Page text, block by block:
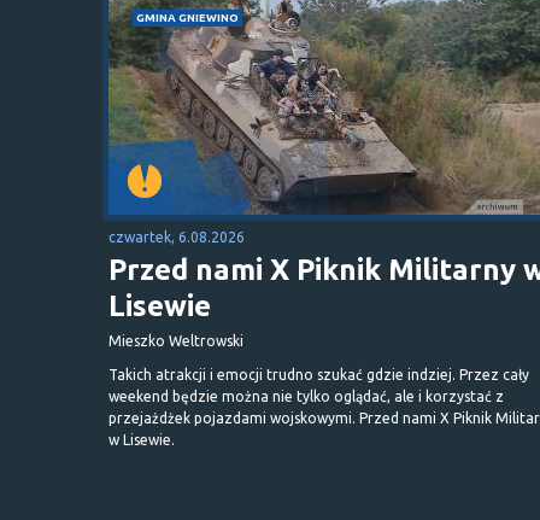
GMINA GNIEWINO
czwartek, 6.08.2026
Przed nami X Piknik Militarny
Lisewie
Mieszko Weltrowski
Takich atrakcji i emocji trudno szukać gdzie indziej. Przez cały
weekend będzie można nie tylko oglądać, ale i korzystać z
przejażdżek pojazdami wojskowymi. Przed nami X Piknik
w Lisewie.